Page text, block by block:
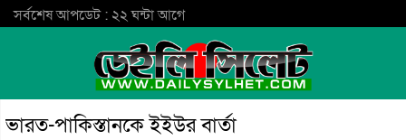
সর্বশেষ আপডেট : ২২ ঘন্টা আগে
ভারত-পাকিস্তানকে ইইউর বার্তা